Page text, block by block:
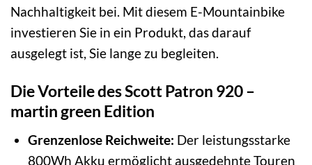
Nachhaltigkeit bei. Mit diesem E-Mountainbike
investieren Sie in ein Produkt, das darauf
ausgelegt ist, Sie lange zu begleiten.
Die Vorteile des Scott Patron 920 –
martin green Edition
Grenzenlose Reichweite: Der leistungsstarke
800Wh Akku ermöglicht ausgedehnte Touren